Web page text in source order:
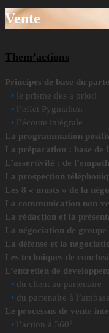
Vente
Them’actions
Principes de base du
• le prisme des a priori
• l’effet Pygmalion
• l’écoute intégrale
La programmation
La préparation : base de
L’assertivité : de
La prospection
Les 8 « musts » de la
La communication non-
La rédaction et la
La négociation de groupe
La défense et la
Les techniques de
L’entretien de
• du client au partenaire
• du partenaire à
Le processus de vente
• l’action à 360°